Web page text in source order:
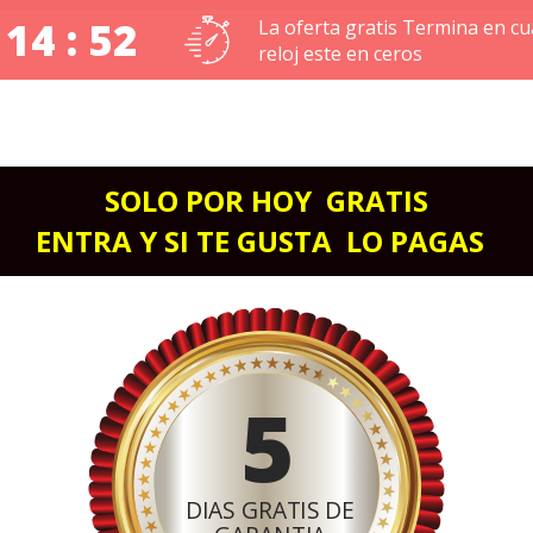
: 52
La oferta gratis Termina en
reloj este en ceros
SOLO POR HOY  GRATIS
ENTRA Y SI TE GUSTA  LO PAGAS
5
DIAS GRATIS DE